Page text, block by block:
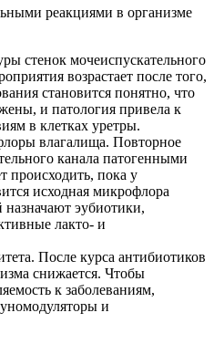
реакциями в организме
стенок мочеиспускательного
возрастает после того,
становится понятно, что
и патология привела к
в клетках уретры.
влагалища. Повторное
канала патогенными
происходить, пока у
исходная микрофлора
назначают эубиотики,
лакто- и
После курса антибиотиков
снижается. Чтобы
к заболеваниям,
и